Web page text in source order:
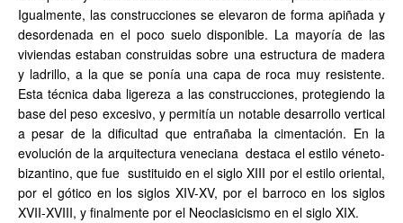
Igualmente, las construcciones se elevaron de forma apiñada y
desordenada en el poco suelo disponible. La mayoría de las
viviendas estaban construidas sobre una estructura de madera
y ladrillo, a la que se ponía una capa de roca muy resistente.
Esta técnica daba ligereza a las construcciones, protegiendo la
base del peso excesivo, y permitía un notable desarrollo vertical
a pesar de la dificultad que entrañaba la cimentación. En la
evolución de la arquitectura veneciana destaca el estilo véneto-
bizantino, que fue sustituido en el siglo XIII por el estilo oriental,
por el gótico en los siglos XIV-XV, por el barroco en los siglos
XVII-XVIII, y finalmente por el Neoclasicismo en el siglo XIX.